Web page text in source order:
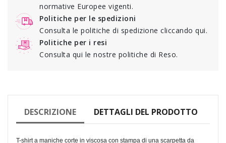
normative Europee vigenti.
Politiche per le spedizioni
Consulta le politiche di spedizione cliccando qui.
Politiche per i resi
Consulta qui le nostre politiche di Reso.
DESCRIZIONE DETTAGLI DEL PRODOTTO
T-shirt a maniche corte in viscosa con stampa di una scarpetta da